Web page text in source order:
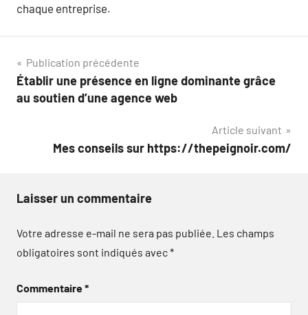
chaque entreprise.
Navigation
de
Publication précédente
Établir une présence en ligne dominante grâce
au soutien d’une agence web
Article suivant
Mes conseils sur https://thepeignoir.com/
Laisser un commentaire
Votre adresse e-mail ne sera pas publiée. Les champs
obligatoires sont indiqués avec*
Commentaire*